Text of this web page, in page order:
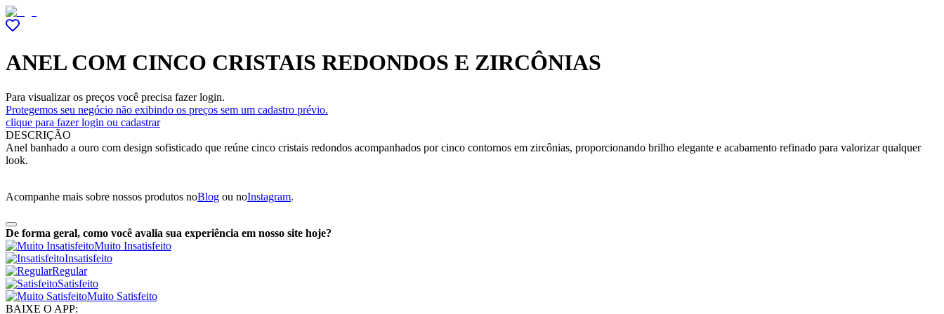
ANEL COM CINCO CRISTAIS REDONDOS E ZIRCÔNIAS
Para visualizar os preços você precisa fazer login.
Protegemos seu negócio não exibindo os preços sem um cadastro prévio.
clique para fazer login ou cadastrar
DESCRIÇÃO
Anel banhado a ouro com design sofisticado que reúne cinco cristais redondos acompanhados por cinco contornos em zircônias, proporcionando brilho elegante e acabamento refinado para valorizar qualquer
look.
Acompanhe mais sobre nossos produtos noBlog ou noInstagram.
De forma geral, como você avalia sua experiência em nosso site hoje?
Muito Insatisfeito
Insatisfeito
Regular
Satisfeito
Muito Satisfeito
BAIXE O APP: